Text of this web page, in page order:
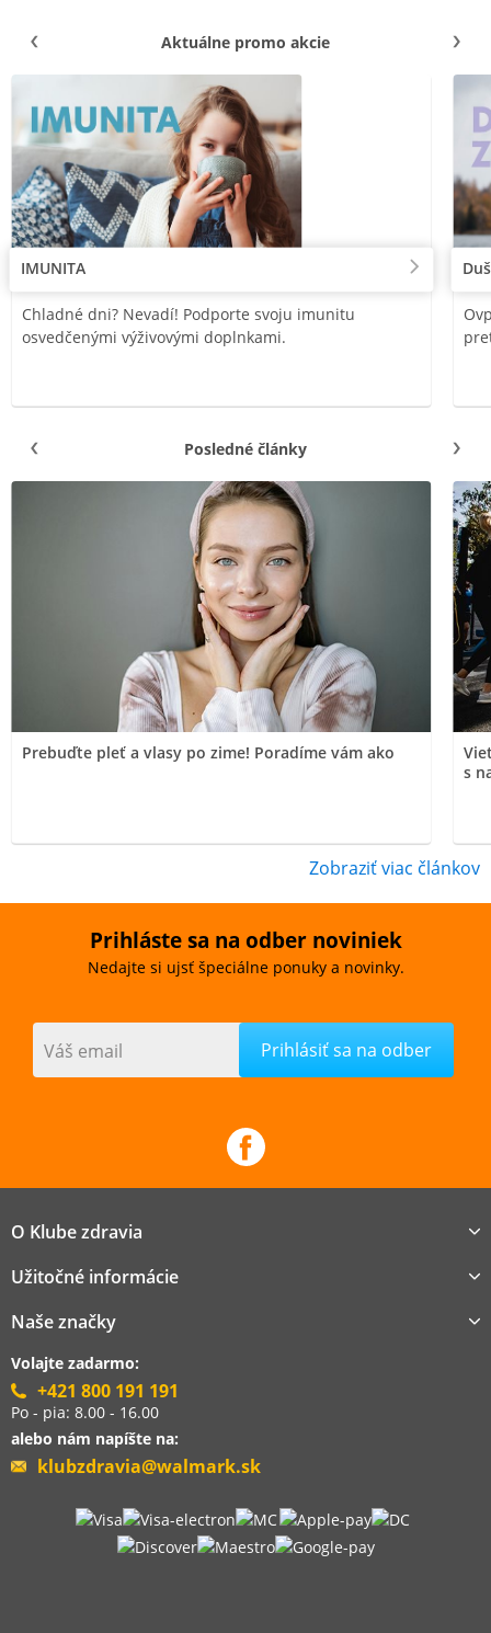
Aktuálne promo akcie
IMUNITA
Chladné dni? Nevadí! Podporte svoju imunitu
osvedčenými výživovými doplnkami.
Posledné články
Prebuďte pleť a vlasy po zime! Poradíme vám ako
s
Zobraziť viac článkov
Prihláste sa na odber noviniek
Nedajte si ujsť špeciálne ponuky a novinky.
Váš email
O Klube zdravia
Užitočné informácie
Naše značky
Volajte zadarmo:
+421 800 191 191
Po - pia: 8.00 - 16.00
alebo nám napíšte na:
klubzdravia@walmark.sk